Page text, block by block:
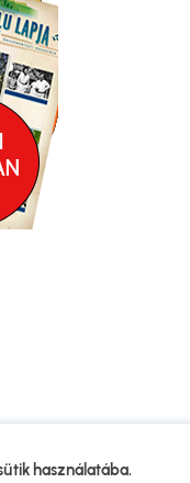
használatába.